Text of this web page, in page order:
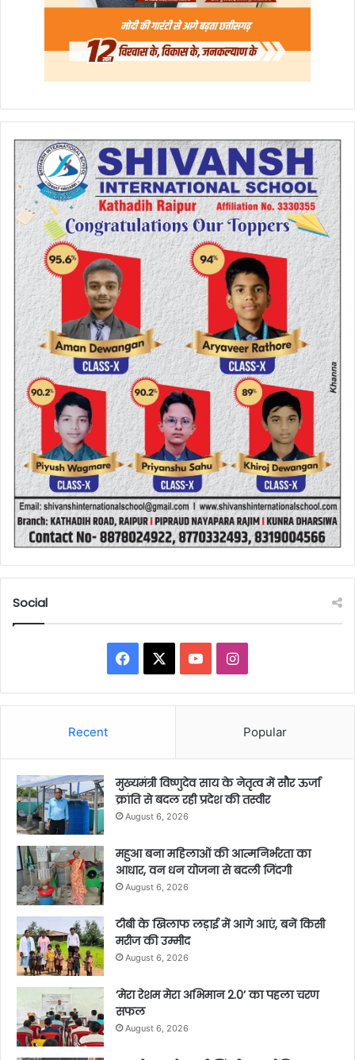
Social
Facebook YouTubeInstagram
Recent Popular
मुख्यमंत्री विष्णुदेव साय के नेतृत्व में सौर ऊर्जा
क्रांति से बदल रही प्रदेश की तस्वीर
August 6, 2026
महुआ बना महिलाओं की आत्मनिर्भरता का
आधार, वन धन योजना से बदली जिंदगी
August 6, 2026
टीबी के खिलाफ लड़ाई में आगे आएं, बनें किसी
मरीज की उम्मीद
August 6, 2026
‘मेरा रेशम मेरा अभिमान 2.0’ का पहला चरण
सफल
August 6, 2026